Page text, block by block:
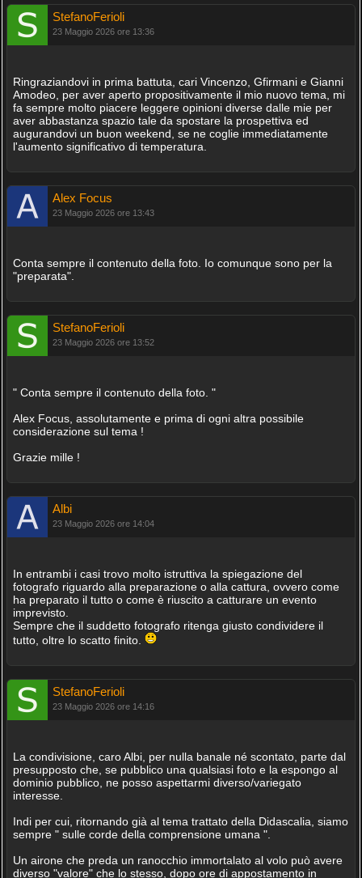
StefanoFerioli
23 Maggio 2026 ore 13:36
Ringraziandovi in prima battuta, cari Vincenzo, Gfirmani e Gianni
Amodeo, per aver aperto propositivamente il mio nuovo tema, mi
fa sempre molto piacere leggere opinioni diverse dalle mie per
aver abbastanza spazio tale da spostare la prospettiva ed
augurandovi un buon weekend, se ne coglie immediatamente
l'aumento significativo di temperatura.
Alex Focus
23 Maggio 2026 ore 13:43
Conta sempre il contenuto della foto. Io comunque sono per la
"preparata".
StefanoFerioli
23 Maggio 2026 ore 13:52
" Conta sempre il contenuto della foto. "
Alex Focus, assolutamente e prima di ogni altra possibile
considerazione sul tema !
Grazie mille !
Albi
23 Maggio 2026 ore 14:04
In entrambi i casi trovo molto istruttiva la spiegazione del
fotografo riguardo alla preparazione o alla cattura, ovvero come
ha preparato il tutto o come è riuscito a catturare un evento
imprevisto.
Sempre che il suddetto fotografo ritenga giusto condividere il
tutto, oltre lo scatto finito.
StefanoFerioli
23 Maggio 2026 ore 14:16
La condivisione, caro Albi, per nulla banale né scontato, parte dal
presupposto che, se pubblico una qualsiasi foto e la espongo al
dominio pubblico, ne posso aspettarmi diverso/variegato
interesse.
Indi per cui, ritornando già al tema trattato della Didascalia, siamo
sempre " sulle corde della comprensione umana ".
Un airone che preda un ranocchio immortalato al volo può avere
diverso "valore" che lo stesso, dopo ore di appostamento in